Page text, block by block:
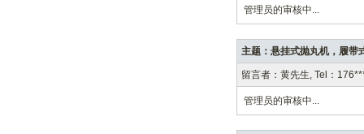
管理员的审核中...
主题：悬挂式抛丸机，履带
留言者：黄先生, Tel：
管理员的审核中...